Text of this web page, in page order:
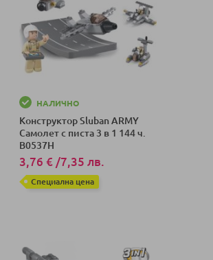
НАЛИЧНО
Конструктор Sluban ARMY
Самолет с писта 3 в 1 144 ч.
B0537H
3,76 € /7,35 лв.
Специална цена